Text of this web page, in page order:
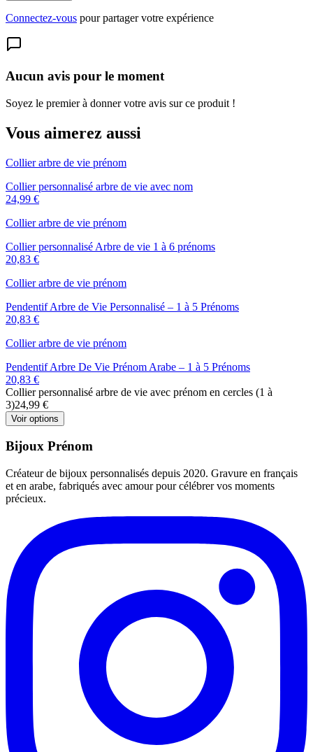
Connectez-vous pour partager votre expérience
Aucun avis pour le moment
Soyez le premier à donner votre avis sur ce produit !
Vous aimerez aussi
Collier arbre de vie prénom
Collier personnalisé arbre de vie avec nom
24,99 €
Collier arbre de vie prénom
Collier personnalisé Arbre de vie 1 à 6 prénoms
20,83 €
Collier arbre de vie prénom
Pendentif Arbre de Vie Personnalisé – 1 à 5 Prénoms
20,83 €
Collier arbre de vie prénom
Pendentif Arbre De Vie Prénom Arabe – 1 à 5 Prénoms
20,83 €
Collier personnalisé arbre de vie avec prénom en cercles (1 à
3)24,99 €
Voir options
Bijoux Prénom
Créateur de bijoux personnalisés depuis 2020. Gravure en français
et en arabe, fabriqués avec amour pour célébrer vos moments
précieux.